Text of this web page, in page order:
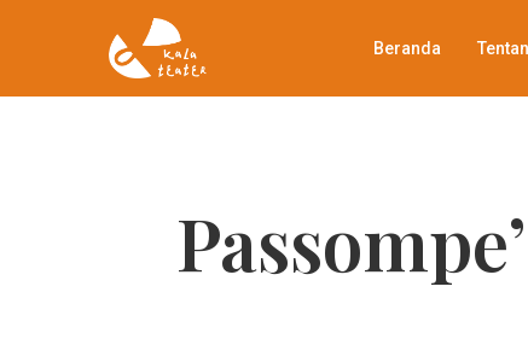
main
Beranda